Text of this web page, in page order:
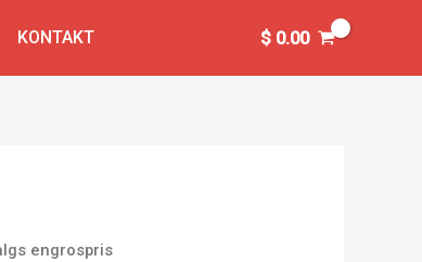
KONTAKT $0.00
engrospris